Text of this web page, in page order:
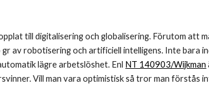
till digitalisering och globalisering. Förutom att
av robotisering och artificiell intelligens. Inte bara
lägre arbetslöshet. Enl NT 140903/Wijkman
Vill man vara optimistisk så tror man förstås